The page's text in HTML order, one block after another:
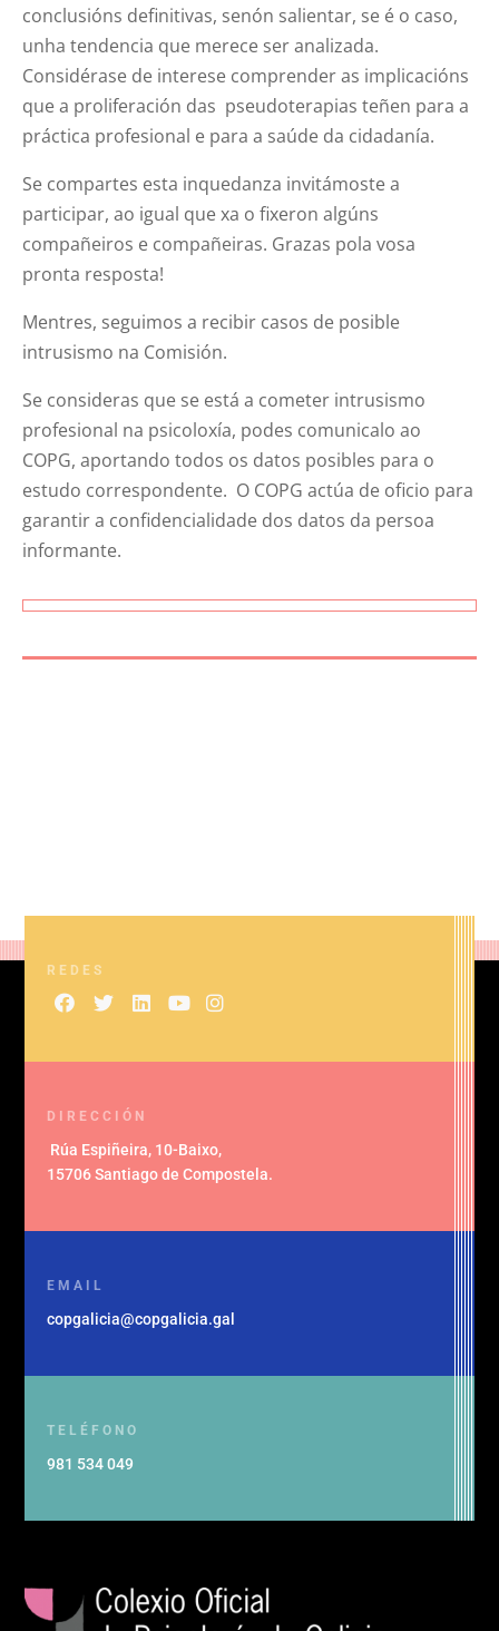
conclusións definitivas, senón salientar, se é o caso,
unha tendencia que merece ser analizada.
Considérase de interese comprender as implicacións
que a proliferación das pseudoterapias teñen para a
práctica profesional e para a saúde da cidadanía.
Se compartes esta inquedanza invitámoste a
participar, ao igual que xa o fixeron algúns
compañeiros e compañeiras. Grazas pola vosa
pronta resposta!
Mentres, seguimos a recibir casos de posible
intrusismo na Comisión.
Se consideras que se está a cometer intrusismo
profesional na psicoloxía, podes comunicalo ao
COPG, aportando todos os datos posibles para o
estudo correspondente. O COPG actúa de oficio para
garantir a confidencialidade dos datos da persoa
informante.
REDES
DIRECCIÓN
Rúa Espiñeira, 10-Baixo,
15706 Santiago de Compostela.
EMAIL
copgalicia@copgalicia.gal
TELÉFONO
981 534 049